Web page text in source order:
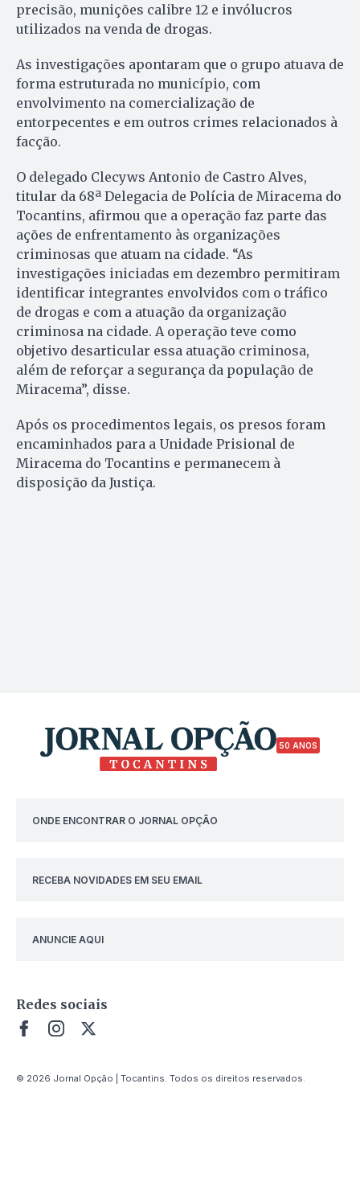
precisão, munições calibre 12 e invólucros
utilizados na venda de drogas.
As investigações apontaram que o grupo atuava de
forma estruturada no município, com
envolvimento na comercialização de
entorpecentes e em outros crimes relacionados à
facção.
O delegado Clecyws Antonio de Castro Alves,
titular da 68ª Delegacia de Polícia de Miracema do
Tocantins, afirmou que a operação faz parte das
ações de enfrentamento às organizações
criminosas que atuam na cidade. “As
investigações iniciadas em dezembro permitiram
identificar integrantes envolvidos com o tráfico
de drogas e com a atuação da organização
criminosa na cidade. A operação teve como
objetivo desarticular essa atuação criminosa,
além de reforçar a segurança da população de
Miracema”, disse.
Após os procedimentos legais, os presos foram
encaminhados para a Unidade Prisional de
Miracema do Tocantins e permanecem à
disposição da Justiça.
50 ANOS
ONDE ENCONTRAR O JORNAL OPÇÃO
RECEBA NOVIDADES EM SEU EMAIL
ANUNCIE AQUI
Redes sociais
© 2026 Jornal Opção | Tocantins. Todos os direitos reservados.